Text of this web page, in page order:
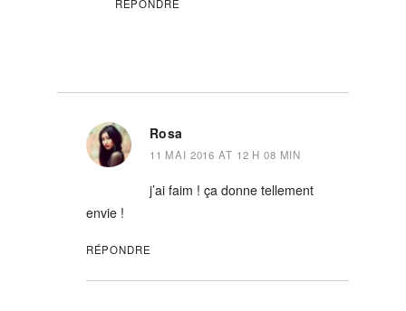
RÉPONDRE
Rosa
11 MAI 2016 AT 12 H 08 MIN
j’ai faim ! ça donne tellement
envie !
RÉPONDRE